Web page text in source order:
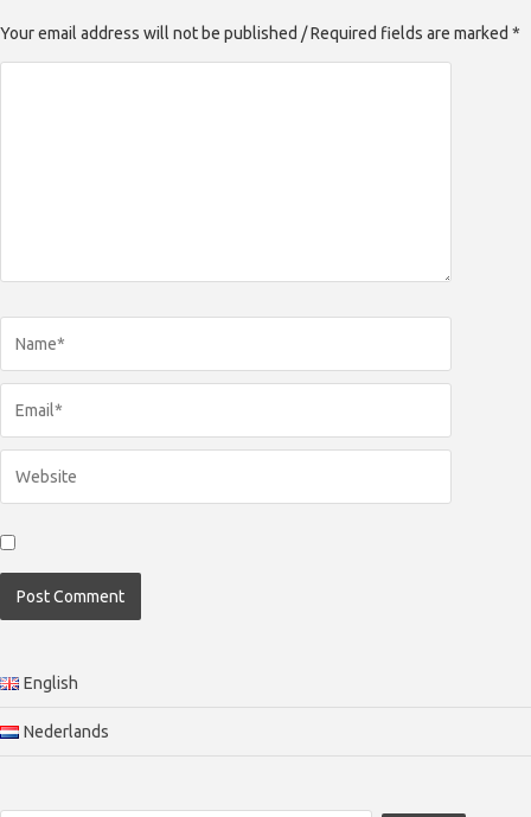
Your email address will not be published / Required fields are marked *
English
Nederlands